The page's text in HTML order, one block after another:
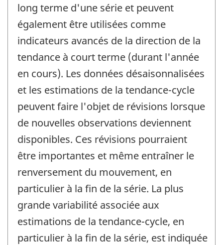
long terme d'une série et peuvent
également être utilisées comme
indicateurs avancés de la direction de la
tendance à court terme (durant l'année
en cours). Les données désaisonnalisées
et les estimations de la tendance-cycle
peuvent faire l'objet de révisions lorsque
de nouvelles observations deviennent
disponibles. Ces révisions pourraient
être importantes et même entraîner le
renversement du mouvement, en
particulier à la fin de la série. La plus
grande variabilité associée aux
estimations de la tendance-cycle, en
particulier à la fin de la série, est indiquée